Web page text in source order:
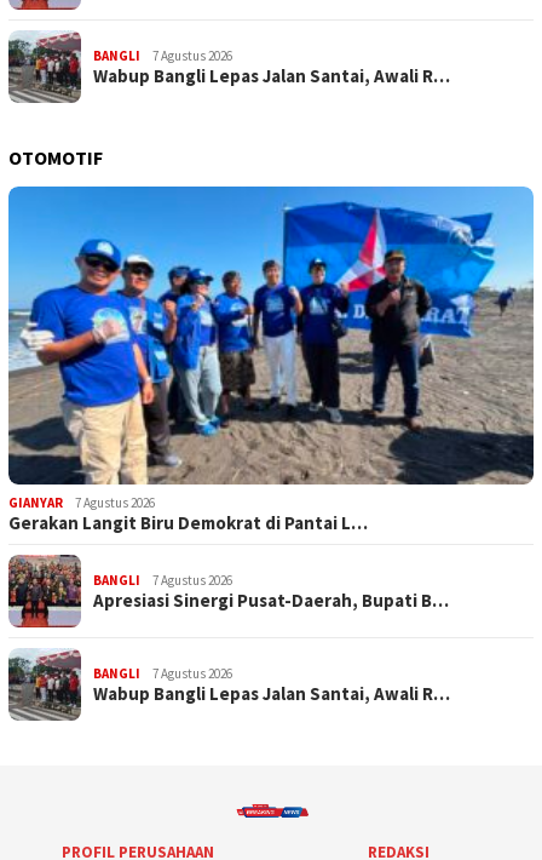
BANGLI 7 Agustus 2026
Wabup Bangli Lepas Jalan Santai, Awali R…
OTOMOTIF
GIANYAR 7 Agustus 2026
Gerakan Langit Biru Demokrat di Pantai L…
BANGLI 7 Agustus 2026
Apresiasi Sinergi Pusat-Daerah, Bupati B…
BANGLI 7 Agustus 2026
Wabup Bangli Lepas Jalan Santai, Awali R…
PROFIL PERUSAHAAN REDAKSI